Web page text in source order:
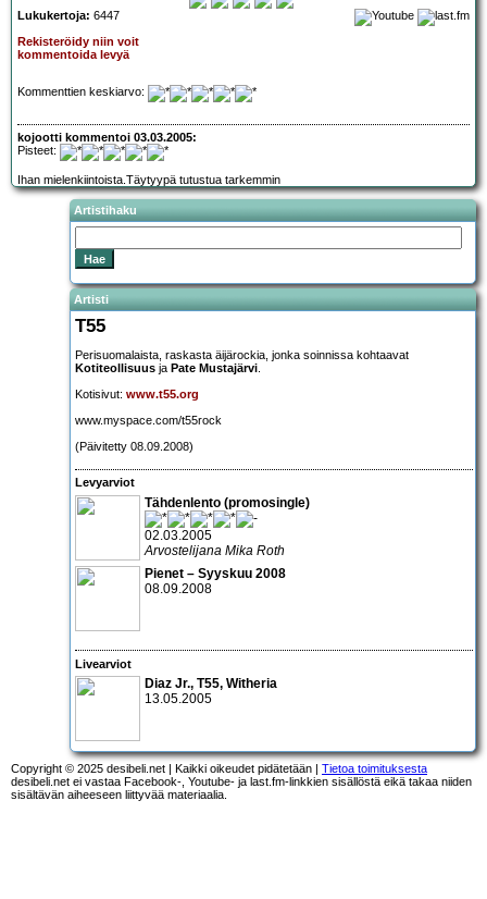
Lukukertoja: 6447
Rekisteröidy niin voit
kommentoida levyä
Kommenttien keskiarvo:
kojootti kommentoi 03.03.2005:
Pisteet:
Ihan mielenkiintoista.Täytyypä tutustua tarkemmin
Artistihaku
Artisti
T55
Perisuomalaista, raskasta äijärockia, jonka soinnissa kohtaavat
Kotiteollisuus ja Pate Mustajärvi
Kotisivut: www.t55.org
www.myspace.com/t55rock
(Päivitetty 08.09.2008)
Levyarviot
Tähdenlento (promosingle)
02.03.2005
Arvostelijana Mika Roth
Pienet – Syyskuu 2008
08.09.2008
Livearviot
Diaz Jr., T55, Witheria
13.05.2005
Copyright © 2025 desibeli.net | Kaikki oikeudet pidätetään | Tietoa toimituksesta
desibeli.net ei vastaa Facebook-, Youtube- ja last.fm-linkkien sisällöstä eikä takaa niiden
sisältävän aiheeseen liittyvää materiaalia.